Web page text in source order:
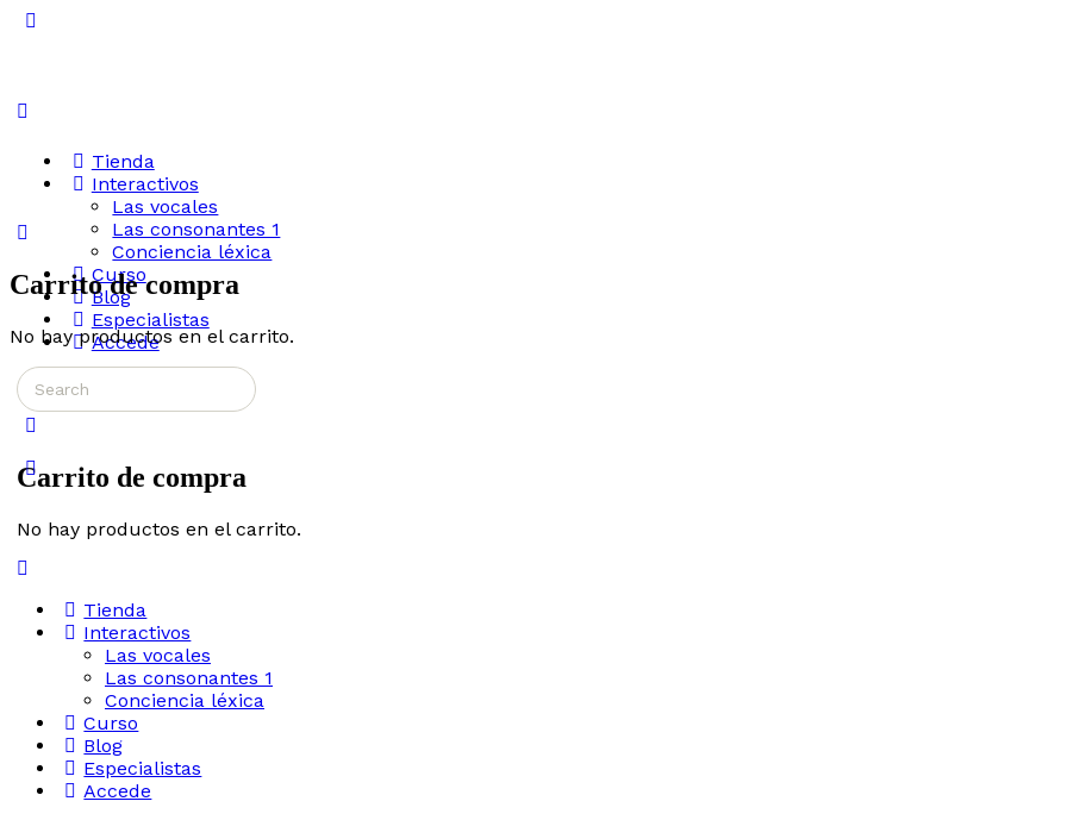
Tienda
Interactivos
Las vocales
Las consonantes 1
Conciencia léxica
Curso
Blog
Especialistas
Accede
More
options
Carrito de compra
No hay productos en el carrito.
Carrito de compra
No hay productos en el carrito.
Search
for:
Tienda
Interactivos
Las vocales
Las consonantes 1
Conciencia léxica
Curso
Blog
Especialistas
Accede